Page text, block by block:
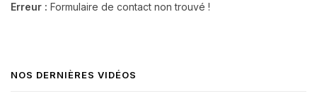
Erreur : Formulaire de contact non trouvé !
NOS DERNIÈRES VIDÉOS